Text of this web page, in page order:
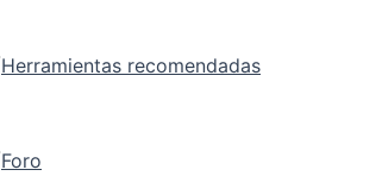
Herramientas recomendadas
Foro